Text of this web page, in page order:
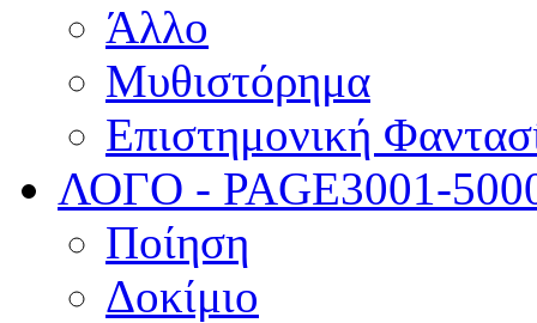
Άλλο
Μυθιστόρημα
Επιστημονική
ΛΟΓΟ - PAGE3001-
Ποίηση
Δοκίμιο